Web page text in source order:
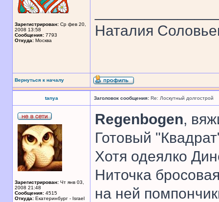
Зарегистрирован: Ср фев 20,
2008 13:58
Сообщения: 7793
Откуда: Москва
Наталия
Вернуться к началу
tanya Заголовок сообщения: Re: Лоскутный долгострой
Зарегистрирован: Чт янв 03,
2008 21:48
Сообщения: 4515
Откуда: Екатеринбург - Israel
Regenbogen,
Готовый
Хотя одеялко
Ниточка
на ней